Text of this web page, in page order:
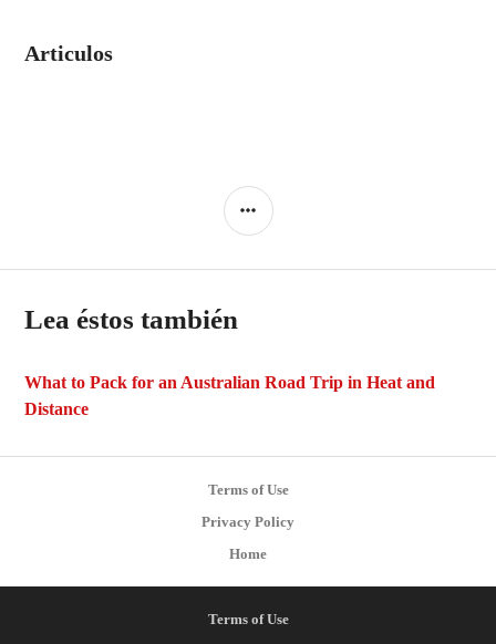
Articulos
SIDEBAR
Lea éstos también
What to Pack for an Australian Road Trip in Heat and
Distance
Terms of Use
Privacy Policy
Home
Terms of Use